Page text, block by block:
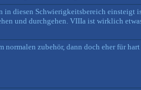
in diesen Schwierigkeitsbereich
und durchgehen. VIIIa ist wirklich
zubehör, dann doch eher für